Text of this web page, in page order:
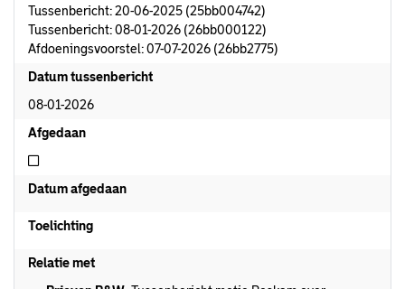
Tussenbericht: 20-06-2025 (25bb004742)
Tussenbericht: 08-01-2026 (26bb000122)
Afdoeningsvoorstel: 07-07-2026 (26bb2775)
Datum tussenbericht
08-01-2026
Afgedaan
Niet afgedaan
Datum afgedaan
Toelichting
Relatie met